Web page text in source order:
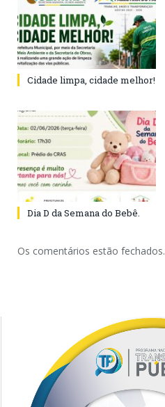
Cidade limpa, cidade melhor!
Dia D da Semana do Bebê.
Os comentários estão fechados.